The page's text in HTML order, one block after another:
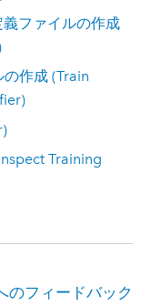
ファイルの作成
作成 (Train
Training
のフィードバック